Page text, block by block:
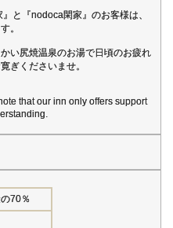
と『nodoca閑家』のお客様は、
。
い尻焼温泉のお湯で日頃のお疲れ
ぎくださいませ。
that our inn only offers support
70％